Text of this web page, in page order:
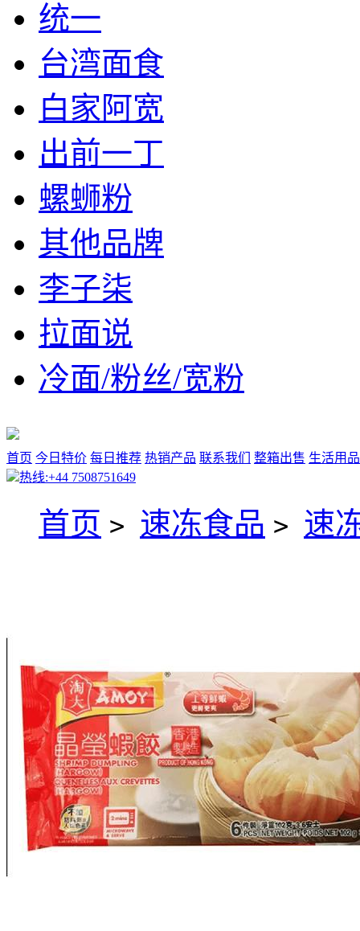
统一
台湾面食
白家阿宽
出前一丁
螺蛳粉
其他品牌
李子柒
拉面说
冷面/粉丝/宽粉
首页 今日特价 每日推荐 热销产品 联系我们 整箱出售 生活用品
热线:+44 7508751649
首页 > 速冻食品 > 速